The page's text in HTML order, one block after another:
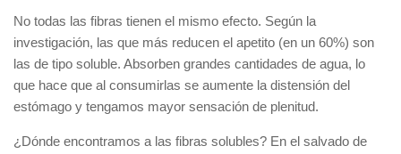
No todas las fibras tienen el mismo efecto. Según la
investigación, las que más reducen el apetito (en un 60%) son
las de tipo soluble. Absorben grandes cantidades de agua, lo
que hace que al consumirlas se aumente la distensión del
estómago y tengamos mayor sensación de plenitud.
¿Dónde encontramos a las fibras solubles? En el salvado de